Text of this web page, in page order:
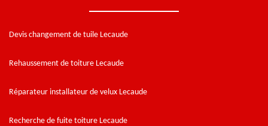
Devis changement de tuile Lecaude
Rehaussement de toiture Lecaude
Réparateur installateur de velux Lecaude
Recherche de fuite toiture Lecaude